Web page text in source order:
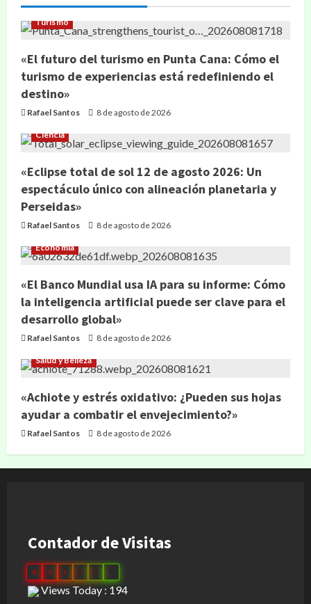
Turismo
«El futuro del turismo en Punta Cana: Cómo el
turismo de experiencias está redefiniendo el
destino»
Rafael Santos 8 de agosto de 2026
Ciencia
«Eclipse total de sol 12 de agosto 2026: Un
espectáculo único con alineación planetaria y
Perseidas»
Rafael Santos 8 de agosto de 2026
Economía
«El Banco Mundial usa IA para su informe: Cómo
la inteligencia artificial puede ser clave para el
desarrollo global»
Rafael Santos 8 de agosto de 2026
Salud y Belleza
«Achiote y estrés oxidativo: ¿Pueden sus hojas
ayudar a combatir el envejecimiento?»
Rafael Santos 8 de agosto de 2026
Contador de Visitas
0 3 1 2 3 7
Views Today : 194